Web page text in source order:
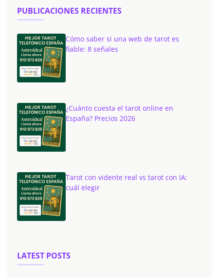
PUBLICACIONES RECIENTES
Cómo saber si una web de tarot es
fiable: 8 señales
¿Cuánto cuesta el tarot online en
España? Precios 2026
Tarot con vidente real vs tarot con IA:
cuál elegir
LATEST POSTS